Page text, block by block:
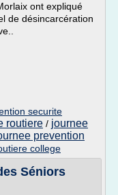
ont expliqué
de désincarcération
securite
routiere / journee
prevention
college
Séniors